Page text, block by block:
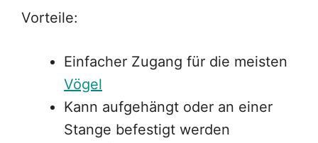
Vorteile:
Einfacher Zugang für die meisten
Vögel
Kann aufgehängt oder an einer
Stange befestigt werden